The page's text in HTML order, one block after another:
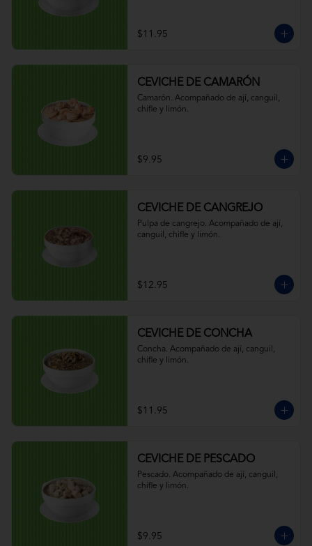
$11.95
CEVICHE DE CAMARÓN
Camarón. Acompañado de ají, canguil,
chifle y limón.
$9.95
CEVICHE DE CANGREJO
Pulpa de cangrejo. Acompañado de ají,
canguil, chifle y limón.
$12.95
CEVICHE DE CONCHA
Concha. Acompañado de ají, canguil,
chifle y limón.
$11.95
CEVICHE DE PESCADO
Pescado. Acompañado de ají, canguil,
chifle y limón.
$9.95